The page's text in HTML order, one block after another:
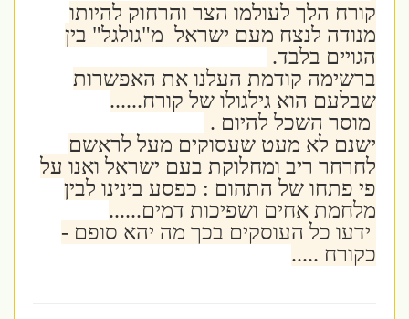
קורח הלך לעולמו הצר והרחוק להיותו
מנודה לנצח מעם ישראל מ"גולגל" בין
הגויים בלבד.
ברשימה קודמת העלנו את האפשרות
שבלעם הוא גילגולו של קורח......
מוסר השכל להיום .
ישנם לא מעט שעסוקים מעל לראשם
לחרחר ריב ומחלוקת בעם ישראל ואנו על
פי פתחו של התהום : כפסע בינינו לבין
מלחמת אחים ושפיכות דמים......
ידעו כל העוסקים בכך מה יהא סופם -
כקורח .....